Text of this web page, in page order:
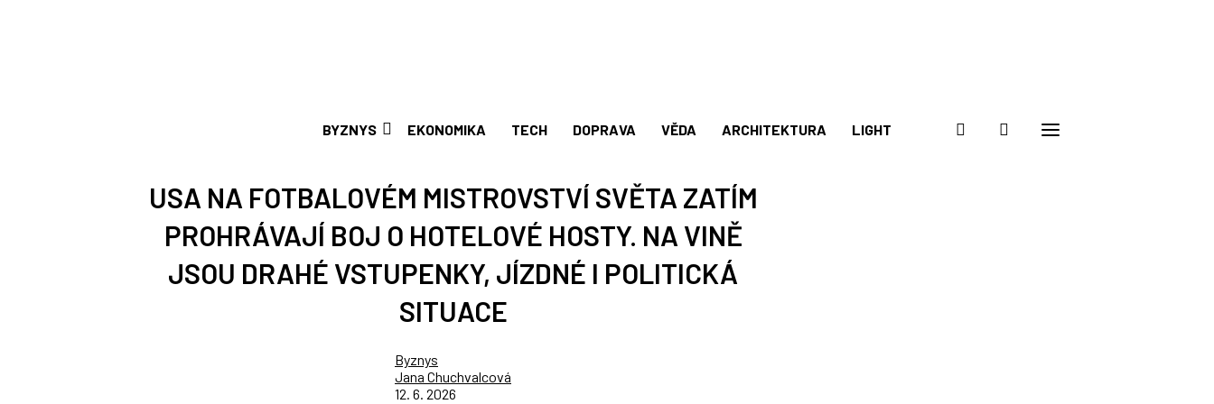
BYZNYS EKONOMIKA TECH DOPRAVA VĚDA ARCHITEKTURA LIGHT
USA NA FOTBALOVÉM MISTROVSTVÍ SVĚTA ZATÍM
PROHRÁVAJÍ BOJ O HOTELOVÉ HOSTY. NA VINĚ
JSOU DRAHÉ VSTUPENKY, JÍZDNÉ I POLITICKÁ
SITUACE
Byznys
Jana Chuchvalcová
12. 6. 2026